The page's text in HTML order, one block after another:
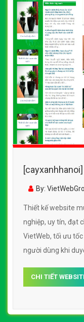
cây xanh đẹp,
By:
Thiết kế website
nghiệp, uy tín, đạt
VietWeb, tối ưu
người dùng khi
CHI TIẾT